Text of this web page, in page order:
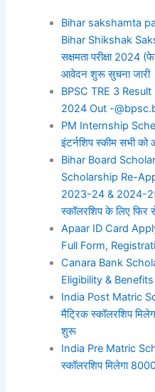
Bihar sakshamta
Bihar Shikshak
सक्षमता परीक्षा
आवेदन शुरू सुचना जारी
BPSC TRE 3
2024 Out -
PM Internship
इंटर्नशिप स्कीम सभी
Bihar Board
Scholarship Re-
2023-24 & 2024-
स्कॉलरशिप के लिए फिर
Apaar ID Card
Full Form,
Canara Bank
Eligibility & Benefits
India Post Matric
मैट्रिक स्कॉलरशिप
शुरू
India Pre Matric
स्कॉलरशिप मिलेगा